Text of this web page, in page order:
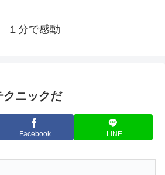
１分で感動
クニックだ
Facebook LINE